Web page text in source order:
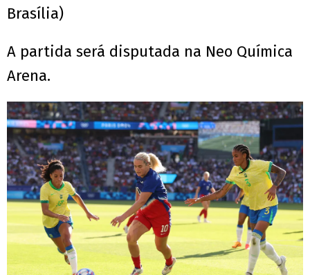
Brasília)
A partida será disputada na Neo Química
Arena.